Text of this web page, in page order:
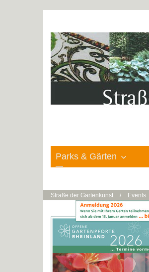
Parks & Gärten
Straße der Gartenkunst / Events